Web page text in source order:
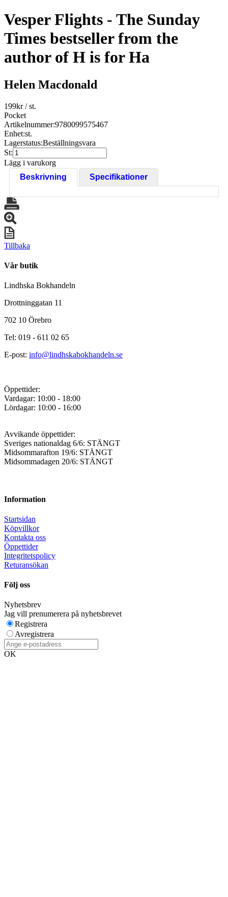
Vesper Flights - The Sunday
Times bestseller from the
author of H is for Ha
Helen Macdonald
199kr/ st.
Pocket
Artikelnummer:9780099575467
Enhet:st.
Lagerstatus:Beställningsvara
St:
Lägg i varukorg
Beskrivning
Specifikationer
Tillbaka
Vår butik
Lindhska Bokhandeln
Drottninggatan 11
702 10 Örebro
Tel: 019 - 611 02 65
E-post: info@lindhskabokhandeln.se
Öppettider:
Vardagar: 10:00 - 18:00
Lördagar: 10:00 - 16:00
Avvikande öppettider:
Sveriges nationaldag 6/6: STÄNGT
Midsommarafton 19/6: STÄNGT
Midsommadagen 20/6: STÄNGT
Information
Startsidan
Köpvillkor
Kontakta oss
Öppettider
Integritetspolicy
Returansökan
Följ oss
Nyhetsbrev
Jag vill prenumerera på nyhetsbrevet
Registrera
Avregistrera
OK